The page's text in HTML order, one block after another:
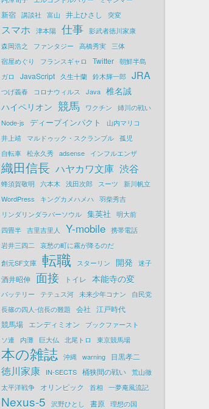
新宿 講談社 富山 井上ひさし 突変
スマホ 津本陽 仕事 影武者徳川家康
森岡浩之
ファンタジー 高橋秀実
三体
宿屋めぐり
フランスギャロ Twitter 朝鮮半島
ガロ
JavaScript 久生十蘭 鈴木輝一郎 JRA
つげ義春 コロナウィルス Java 椎名誠
ハイペリオン 競馬 ワクチン
姉川の戦い
Node-js
ディープインパクト
山内マリコ
井上靖
マルドゥック・スクランブル 孤児
自転車 松永久秀 adsense インフルエンザ
織田信長 ハヤカワ文庫 渋谷
蜂須賀敬明 六本木 浅田次郎 スーツ
新川帆立
WordPress
キングカメハメハ 羽柴秀吉
リンダリンダラバーソウル 集英社
明大前
四畳半 吉里吉里人 Y-mobile 携帯電話
岩井三四二
哀愁の町に霧が降るのだ
創元SF文庫 転職 スターリン 開発 迷子
酒井昭伸 面接 トイレ 本能寺の変
バッテリー テテュス河 未来少年コナン
自民党
長篠の四人-信長の難題
会社 江戸時代
競馬場 エンディミオン
ブックファースト
ソ連
内灘 巨大仏 北尾トロ 東京競馬場
本の雑誌 沖縄 warning 目黒孝二
徳川家康 IN-SECTS 桶狭間の戦い 荒山徹
太平洋戦争
オリンピック 首相 一夢庵風流記
Nexus-5 沢野ひとし 書原 理想の国